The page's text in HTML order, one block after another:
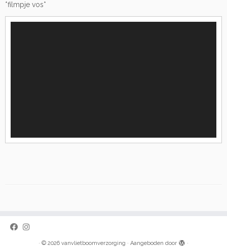
*filmpje vos*
· © 2026 vanvlietboomverzorging · Aangeboden door ·